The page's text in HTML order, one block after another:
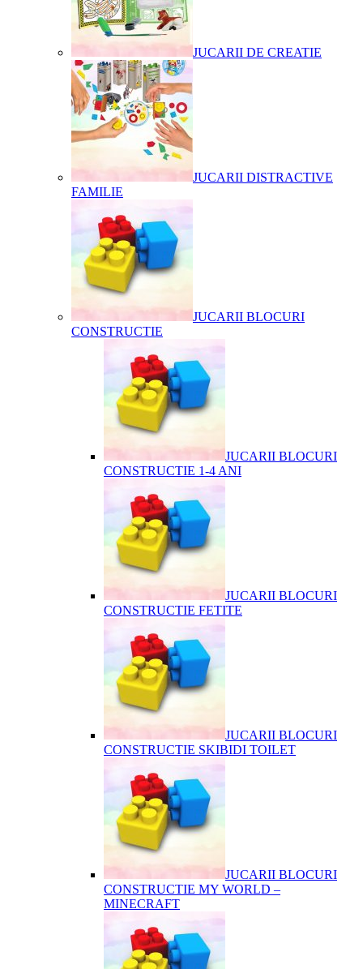
JUCARII DE CREATIE
JUCARII DISTRACTIVE
FAMILIE
JUCARII BLOCURI
CONSTRUCTIE
JUCARII BLOCURI
CONSTRUCTIE 1-4 ANI
JUCARII BLOCURI
CONSTRUCTIE FETITE
JUCARII BLOCURI
CONSTRUCTIE SKIBIDI TOILET
JUCARII BLOCURI
CONSTRUCTIE MY WORLD –
MINECRAFT